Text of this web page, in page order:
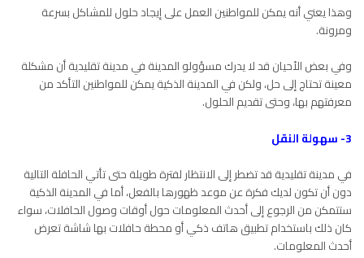
وهذا يعني أنه يمكن للمواطنين العمل على إيجاد حلول للمشاكل بسرعة
ومرونة.
وفي بعض الأحيان قد لا يدرك مسؤولو المدينة في مدينة تقليدية أن مشكلة
معينة تحتاج إلى حل، ولكن في المدينة الذكية يمكن للمواطنين التأكد من
معرفتهم بها، وحتى تقديم الحلول.
3- سهولة النقل
في مدينة تقليدية قد تضطر إلى الانتظار لفترة طويلة حتى تأتي الحافلة التالية
دون أن تكون لديك فكرة عن موعد ظهورها بالفعل، أما في المدينة الذكية
ستتمكن من الرجوع إلى أحدث المعلومات حول أوقات وصول الحافلات، سواء
كان ذلك باستخدام تطبيق هاتف ذكي أو محطة حافلات بها شاشة تعرض
أحدث المعلومات.